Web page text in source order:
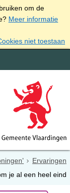
om de
Meer informatie
niet toestaan
Ervaringen
je al een heel eind